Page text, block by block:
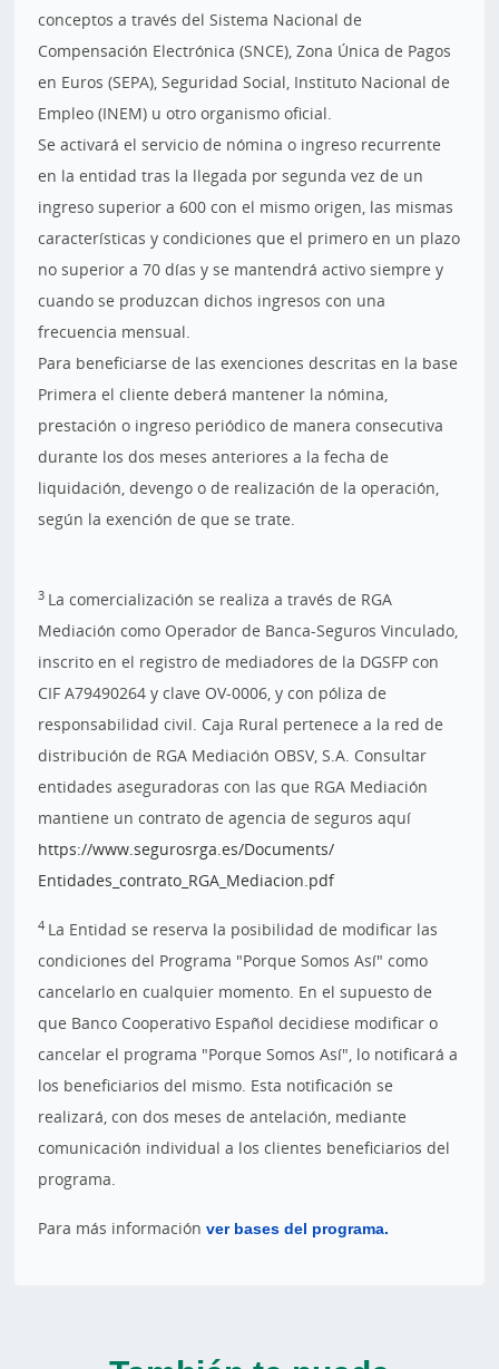
conceptos a través del Sistema Nacional de
Compensación Electrónica (SNCE), Zona Única de Pagos
en Euros (SEPA), Seguridad Social, Instituto Nacional de
Empleo (INEM) u otro organismo oficial.
Se activará el servicio de nómina o ingreso recurrente
en la entidad tras la llegada por segunda vez de un
ingreso superior a 600 con el mismo origen, las mismas
características y condiciones que el primero en un plazo
no superior a 70 días y se mantendrá activo siempre y
cuando se produzcan dichos ingresos con una
frecuencia mensual.
Para beneficiarse de las exenciones descritas en la base
Primera el cliente deberá mantener la nómina,
prestación o ingreso periódico de manera consecutiva
durante los dos meses anteriores a la fecha de
liquidación, devengo o de realización de la operación,
según la exención de que se trate.
3 La comercialización se realiza a través de RGA
Mediación como Operador de Banca-Seguros Vinculado,
inscrito en el registro de mediadores de la DGSFP con
CIF A79490264 y clave OV-0006, y con póliza de
responsabilidad civil. Caja Rural pertenece a la red de
distribución de RGA Mediación OBSV, S.A. Consultar
entidades aseguradoras con las que RGA Mediación
mantiene un contrato de agencia de seguros aquí
https://www.segurosrga.es/Documents/
Entidades_contrato_RGA_Mediacion.pdf
4 La Entidad se reserva la posibilidad de modificar las
condiciones del Programa "Porque Somos Así" como
cancelarlo en cualquier momento. En el supuesto de
que Banco Cooperativo Español decidiese modificar o
cancelar el programa "Porque Somos Así", lo notificará a
los beneficiarios del mismo. Esta notificación se
realizará, con dos meses de antelación, mediante
comunicación individual a los clientes beneficiarios del
programa.
Para más informaciónver bases del programa.